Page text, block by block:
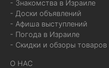
- Знакомства в Израиле
- Доски объявлений
- Афиша выступлений
- Погода в Израиле
- Скидки и обзоры товаров
О НАС